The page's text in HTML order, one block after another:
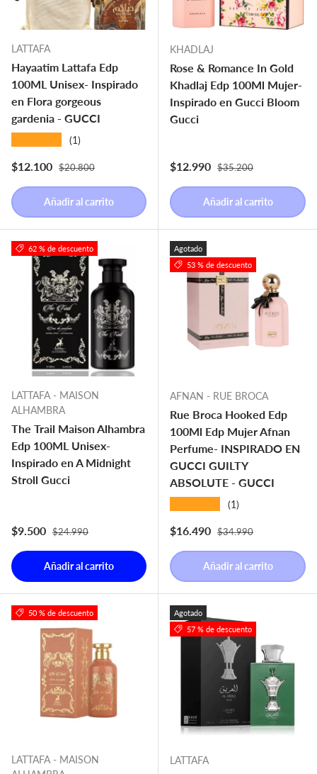
LATTAFA
Hayaatim Lattafa Edp
100ML Unisex- Inspirado
en Flora gorgeous
gardenia - GUCCI
(1)
Precio de venta
$12.100 Precio normal
$20.800
Añadir al carrito
KHADLAJ
Rose & Romance In Gold
Khadlaj Edp 100Ml Mujer-
Inspirado en Gucci Bloom
Gucci
Precio de venta
$12.990 Precio normal
$35.200
Añadir al carrito
62 % de descuento
LATTAFA - MAISON
ALHAMBRA
The Trail Maison Alhambra
Edp 100ML Unisex-
Inspirado en A Midnight
Stroll Gucci
Precio de venta
$9.500 Precio normal
$24.990
Añadir al carrito
Agotado
53 % de descuento
AFNAN - RUE BROCA
Rue Broca Hooked Edp
100Ml Edp Mujer Afnan
Perfume- INSPIRADO EN
GUCCI GUILTY
ABSOLUTE - GUCCI
(1)
Precio de venta
$16.490 Precio normal
$34.990
Añadir al carrito
50 % de descuento
LATTAFA - MAISON
Agotado
57 % de descuento
LATTAFA